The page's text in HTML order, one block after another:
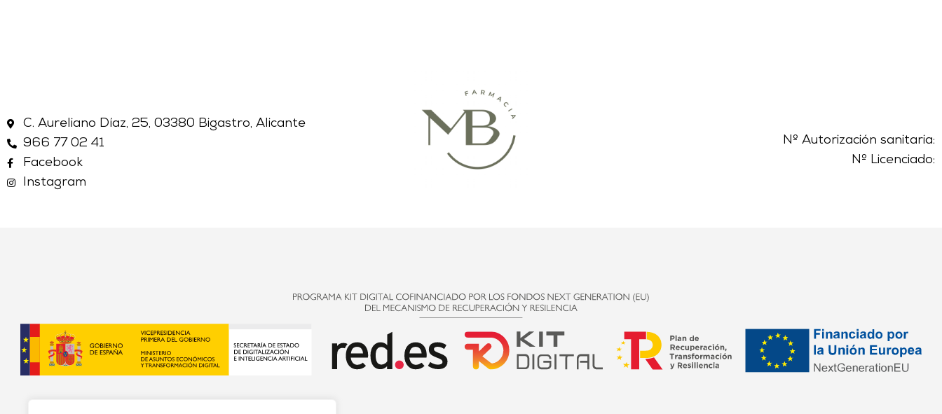
C. Aureliano Díaz, 25, 03380 Bigastro, Alicante
966 77 02 41
Facebook
Instagram
Nº Autorización sanitaria:
Nº Licenciado: